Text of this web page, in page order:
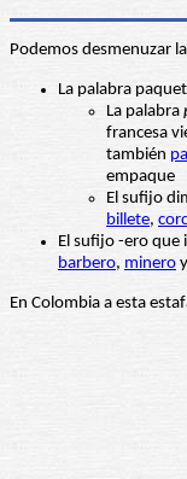
Podemos desmenuzar
La palabra
La palabra
francesa
también
empaque
El sufijo
billete,
El sufijo -ero que
barbero, minero y
En Colombia a esta